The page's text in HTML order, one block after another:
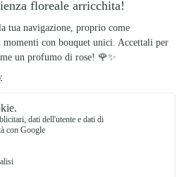
consegnato con
preparati e confezionati il
per garantire la
o su appuntamento, viene
dai nostri fioristi locali.